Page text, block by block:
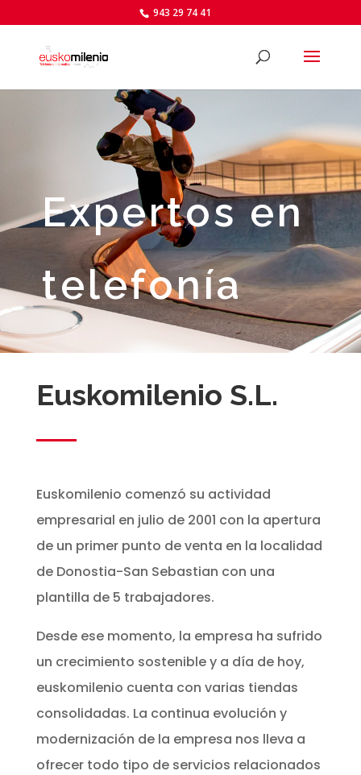
943 29 74 41
Expertos en
telefonía
Euskomilenio S.L.
Euskomilenio comenzó su actividad
empresarial en julio de 2001 con la apertura
de un primer punto de venta en la localidad
de Donostia-San Sebastian con una
plantilla de 5 trabajadores.
Desde ese momento, la empresa ha sufrido
un crecimiento sostenible y a día de hoy,
euskomilenio cuenta con varias tiendas
consolidadas. La continua evolución y
modernización de la empresa nos lleva a
ofrecer todo tipo de servicios relacionados